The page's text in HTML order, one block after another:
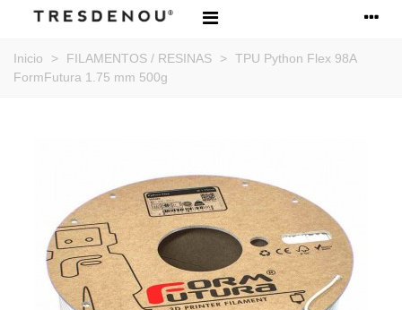
Inicio > FILAMENTOS / RESINAS > TPU Python Flex 98A
FormFutura 1.75 mm 500g